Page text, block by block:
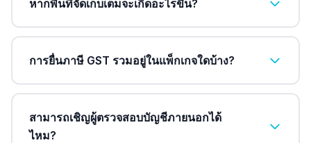
หากพื้นที่จัดเก็บเต็มจะเกิดอะไรขึ้น?
การยื่นภาษี GST รวมอยู่ในแพ็กเกจใดบ้าง?
สามารถเชิญผู้ตรวจสอบบัญชีภายนอกได้
ไหม?